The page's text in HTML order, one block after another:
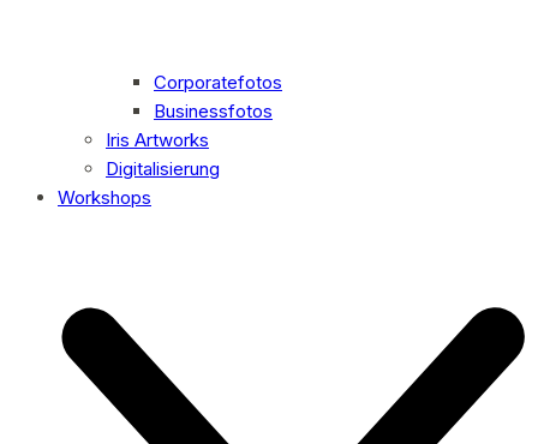
Corporatefotos
Businessfotos
Iris Artworks
Digitalisierung
Workshops